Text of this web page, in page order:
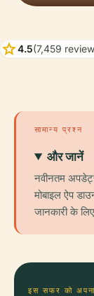
star4.5(7,459
सामान्य प्रश्न
और जानें
नवीनतम
मोबाइल ऐप
जानकारी के
इस सफर को अपना